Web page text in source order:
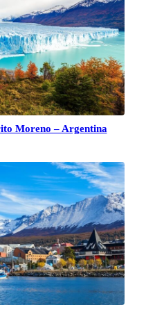
Moreno – Argentina